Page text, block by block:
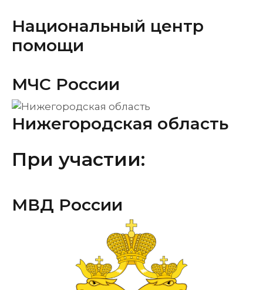
Национальный центр
помощи
МЧС России
Нижегородская область
При участии:
МВД России